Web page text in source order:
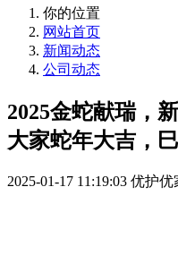
你的位置
网站首页
新闻动态
公司动态
2025金蛇献瑞，
大家蛇年大吉，
2025-01-17 11:19:03 优护优